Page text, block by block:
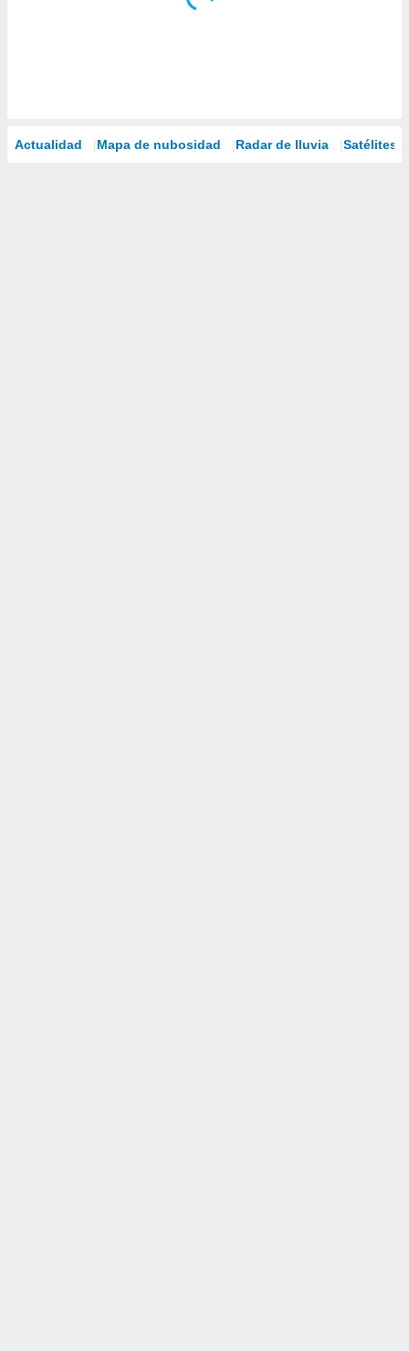
Actualidad Mapa de nubosidad Radar de lluvia Satélites